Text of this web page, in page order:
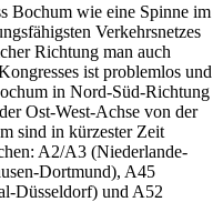
Bochum wie eine Spinne im
Verkehrsnetzes
Richtung man auch
ist problemlos und
in Nord-Süd-Richtung
Ost-West-Achse von der
sind in kürzester Zeit
A2/A3 (Niederlande-
Dortmund), A45
Düsseldorf) und A52